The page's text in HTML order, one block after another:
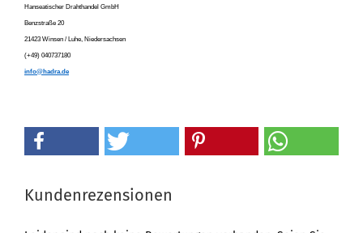
Hanseatischer Drahthandel GmbH
Benzstraße 20
21423 Winsen / Luhe, Niedersachsen
(+49) 040737180
info@hadra.de
Kundenrezensionen